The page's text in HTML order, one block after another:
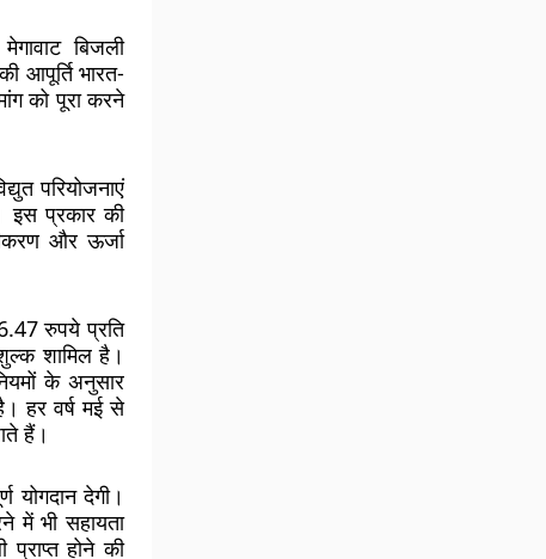
बिजली
आपूर्ति भारत-
को पूरा करने
परियोजनाएं
इस प्रकार की
और ऊर्जा
रुपये प्रति
शामिल है।
के अनुसार
हर वर्ष मई से
हैं।
योगदान देगी।
में भी सहायता
होने की